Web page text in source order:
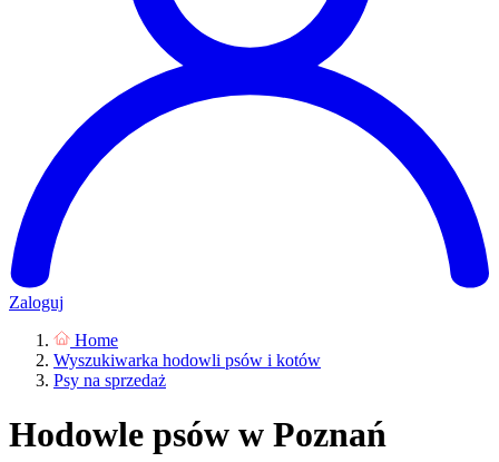
Zaloguj
Home
Wyszukiwarka hodowli psów i kotów
Psy na sprzedaż
Hodowle psów w Poznań